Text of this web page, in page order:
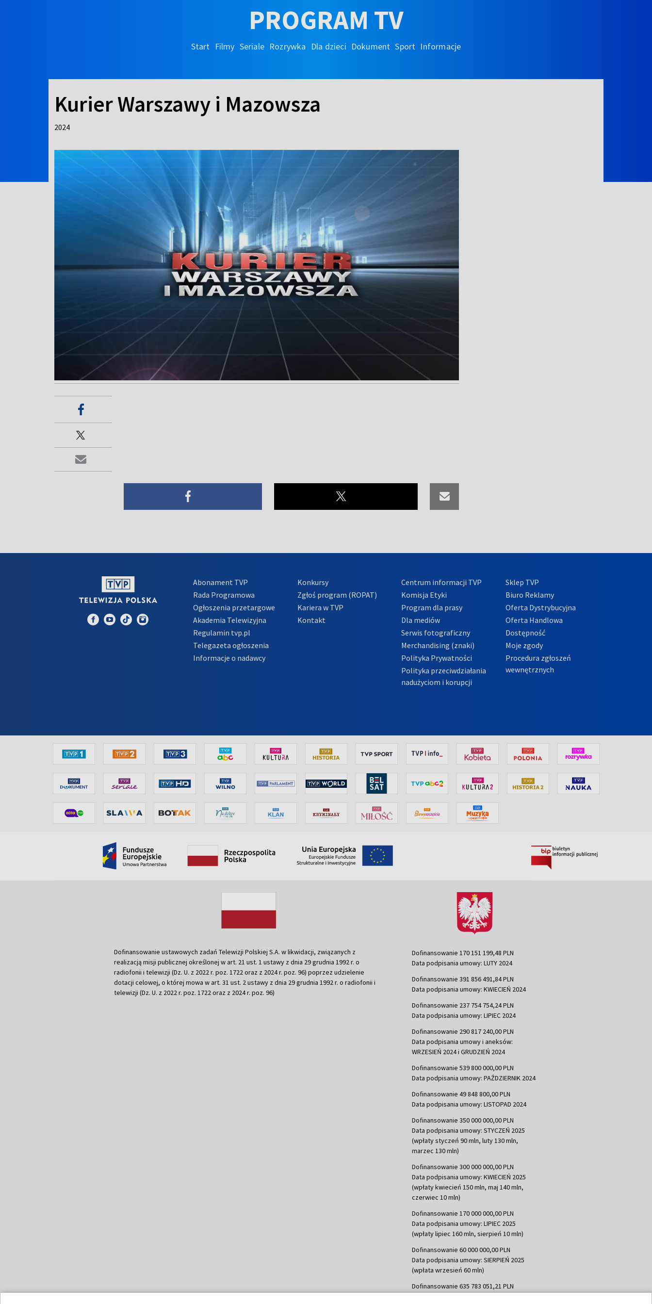
PROGRAM TV
Start Filmy Seriale Rozrywka Dla dzieci Dokument Sport Informacje
Kurier Warszawy i Mazowsza
2024
Abonament TVP
Rada Programowa
Ogłoszenia przetargowe
Akademia Telewizyjna
Regulamin tvp.pl
Telegazeta ogłoszenia
Informacje o nadawcy
Konkursy
Zgłoś program (ROPAT)
Kariera w TVP
Kontakt
Centrum informacji TVP
Komisja Etyki
Program dla prasy
Dla mediów
Serwis fotograficzny
Merchandising (znaki)
Polityka Prywatności
Polityka przeciwdziałania
nadużyciom i korupcji
Sklep TVP
Biuro Reklamy
Oferta Dystrybucyjna
Oferta Handlowa
Dostępność
Moje zgody
Procedura zgłoszeń
wewnętrznych
Dofinansowanie ustawowych zadań Telewizji Polskiej S.A. w likwidacji, związanych z
realizacją misji publicznej określonej w art. 21 ust. 1 ustawy z dnia 29 grudnia 1992 r. o
radiofonii i telewizji (Dz. U. z 2022 r. poz. 1722 oraz z 2024 r. poz. 96) poprzez udzielenie
dotacji celowej, o której mowa w art. 31 ust. 2 ustawy z dnia 29 grudnia 1992 r. o radiofonii i
telewizji (Dz. U. z 2022 r. poz. 1722 oraz z 2024 r. poz. 96)
Dofinansowanie 170 151 199,48 PLN
Data podpisania umowy: LUTY 2024
Dofinansowanie 391 856 491,84 PLN
Data podpisania umowy: KWIECIEŃ 2024
Dofinansowanie 237 754 754,24 PLN
Data podpisania umowy: LIPIEC 2024
Dofinansowanie 290 817 240,00 PLN
Data podpisania umowy i aneksów:
WRZESIEŃ 2024 i GRUDZIEŃ 2024
Dofinansowanie 539 800 000,00 PLN
Data podpisania umowy: PAŹDZIERNIK 2024
Dofinansowanie 49 848 800,00 PLN
Data podpisania umowy: LISTOPAD 2024
Dofinansowanie 350 000 000,00 PLN
Data podpisania umowy: STYCZEŃ 2025
(wpłaty styczeń 90 mln, luty 130 mln,
marzec 130 mln)
Dofinansowanie 300 000 000,00 PLN
Data podpisania umowy: KWIECIEŃ 2025
(wpłaty kwiecień 150 mln, maj 140 mln,
czerwiec 10 mln)
Dofinansowanie 170 000 000,00 PLN
Data podpisania umowy: LIPIEC 2025
(wpłaty lipiec 160 mln, sierpień 10 mln)
Dofinansowanie 60 000 000,00 PLN
Data podpisania umowy: SIERPIEŃ 2025
(wpłata wrzesień 60 mln)
Dofinansowanie 635 783 051,21 PLN